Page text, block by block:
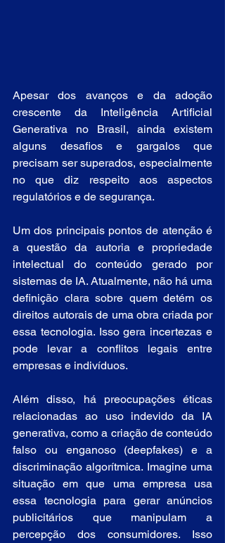
Apesar dos avanços e da adoção
crescente da Inteligência Artificial
Generativa no Brasil, ainda existem
alguns desafios e gargalos que
precisam ser superados, especialmente
no que diz respeito aos aspectos
regulatórios e de segurança.
Um dos principais pontos de atenção é
a questão da autoria e propriedade
intelectual do conteúdo gerado por
sistemas de IA. Atualmente, não há uma
definição clara sobre quem detém os
direitos autorais de uma obra criada por
essa tecnologia. Isso gera incertezas e
pode levar a conflitos legais entre
empresas e indivíduos.
Além disso, há preocupações éticas
relacionadas ao uso indevido da IA
generativa, como a criação de conteúdo
falso ou enganoso (deepfakes) e a
discriminação algorítmica. Imagine uma
situação em que uma empresa usa
essa tecnologia para gerar anúncios
publicitários que manipulam a
percepção dos consumidores. Isso